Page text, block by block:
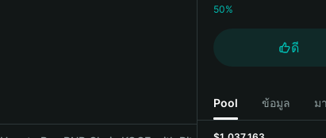
50%
ดี
Pool ข้อมูล ม